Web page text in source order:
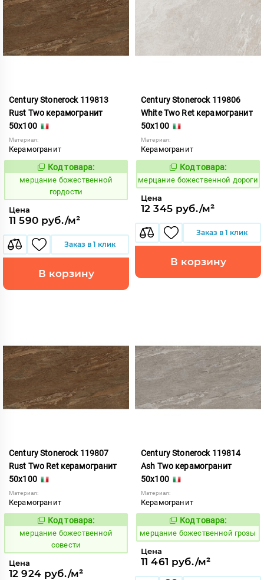
Century Stonerock 119813
Rust Two керамогранит
50x100
Материал:
Керамогранит
969518
Код товара:
мерцание божественной
гордости
Цена
11 590 руб./м²
Заказ в 1 клик
В корзину
Century Stonerock 119806
White Two Ret керамогранит
50x100
Материал:
Керамогранит
969522
Код товара:
мерцание божественной дороги
Цена
12 345 руб./м²
Заказ в 1 клик
В корзину
Century Stonerock 119807
Rust Two Ret керамогранит
50x100
Материал:
Керамогранит
969523
Код товара:
мерцание божественной
совести
Цена
12 924 руб./м²
Century Stonerock 119814
Ash Two керамогранит
50x100
Материал:
Керамогранит
969519
Код товара:
мерцание божественной грозы
Цена
11 461 руб./м²